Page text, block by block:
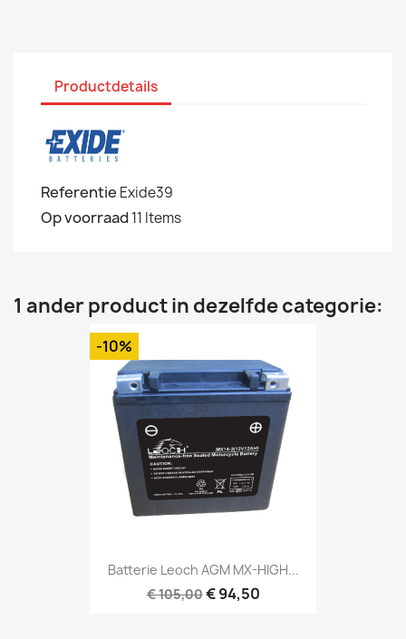
Productdetails
Referentie Exide39
Op voorraad 11 Items
1 ander product in dezelfde categorie:
Batterie Leoch AGM MX-HIGH...
€ 105,00€ 94,50
-10%